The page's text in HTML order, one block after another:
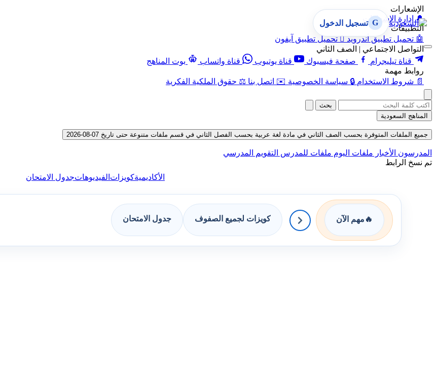
الإشعارات
🔔 إدارة الإشعارات
التطبيقات
🤖 تحميل تطبيق أندرويد  تحميل تطبيق آيفون
التواصل الاجتماعي | الصف الثاني
قناة تيليجرام
صفحة فيسبوك قناة يوتيوب قناة واتساب
بوت المناهج
روابط مهمة
📄 شروط الاستخدام 🔒 سياسة الخصوصية ✉️ اتصل بنا ⚖️ حقوق الملكية الفكرية
G تسجيل الدخول
بحث
المناهج السعودية
جميع الملفات المتوفرة بحسب الصف الثاني في مادة لغة عربية بحسب الفصل الثاني في قسم ملفات متنوعة حتى تاريخ 07-08-2026
المدرسون الأخبار ملفات اليوم ملفات للمدرس التقويم المدرسي
تم نسخ الرابط
الأكاديميةكويزات الفيديوهاتجدول الامتحان
🔥 مهم الآن كويزات لجميع الصفوف جدول الامتحان